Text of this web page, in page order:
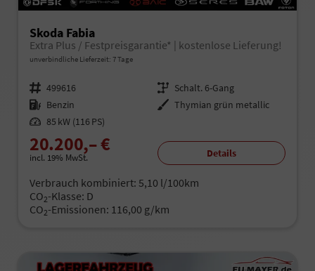
Skoda Fabia
Extra Plus / Festpreisgarantie* | kostenlose Lieferung!
unverbindliche Lieferzeit: 7 Tage
Fahrzeugnr. 499616 Getriebe Schalt. 6-Gang
Kraftstoff Benzin Außenfarbe Thymian grün metallic
Leistung 85 kW (116 PS)
20.200,– €
incl. 19% MwSt. Details
Verbrauch kombiniert: 5,10 l/100km
CO2-Klasse: D
CO2-Emissionen: 116,00 g/km